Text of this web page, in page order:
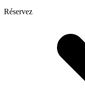
Réservez